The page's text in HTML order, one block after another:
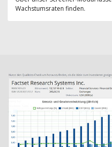
Wachstumsraten finden.